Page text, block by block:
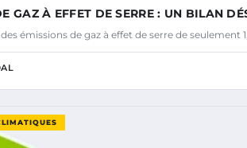
GAZ À EFFET DE SERRE : UN BILAN
émissions de gaz à effet de serre de seulement